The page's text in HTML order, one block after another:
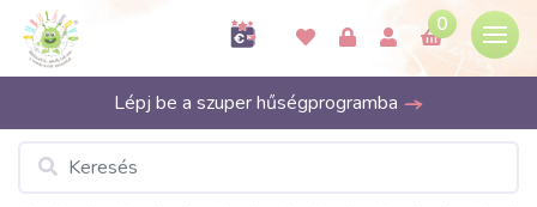
0
Lépj be a szuper hűségprogramba